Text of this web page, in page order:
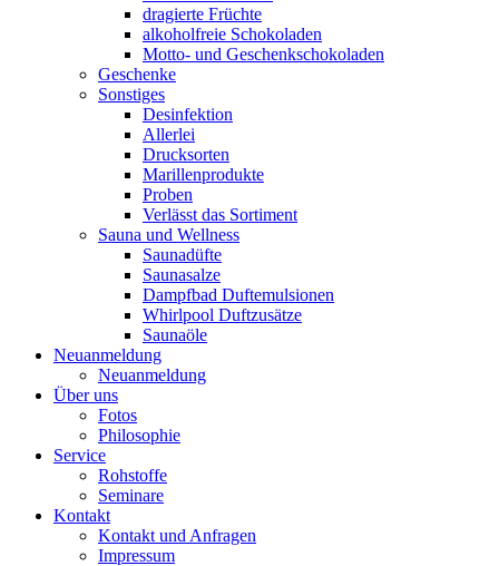
dragierte Früchte
alkoholfreie Schokoladen
Motto- und Geschenkschokoladen
Geschenke
Sonstiges
Desinfektion
Allerlei
Drucksorten
Marillenprodukte
Proben
Verlässt das Sortiment
Sauna und Wellness
Saunadüfte
Saunasalze
Dampfbad Duftemulsionen
Whirlpool Duftzusätze
Saunaöle
Neuanmeldung
Neuanmeldung
Über uns
Fotos
Philosophie
Service
Rohstoffe
Seminare
Kontakt
Kontakt und Anfragen
Impressum